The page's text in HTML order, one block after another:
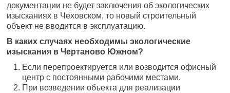
документации не будет заключения об экологических
изысканиях в Чеховском, то новый строительный
объект не вводится в эксплуатацию.
В каких случаях необходимы экологические
изыскания в Чертаново Южном?
Если перепроектируется или возводится офисный
центр с постоянными рабочими местами.
При возведении объекта для реализации